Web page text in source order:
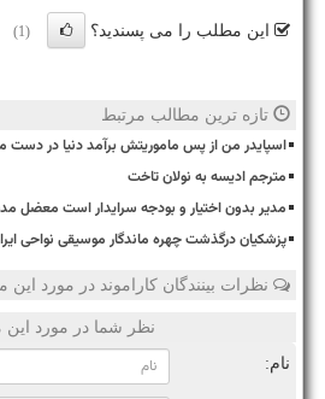
این مطلب را می پسندید؟ (1)
تازه ترین مطالب مرتبط
اسپایدر من از پس ماموریتش برآمد دنیا در دست
مترجم ادیسه به نولان تاخت
مدیر بدون اختیار و بودجه سرایدار است معضل
پزشکیان درگذشت چهره ماندگار موسیقی نواحی
نظرات بینندگان کاراموند در مورد
نظر شما در مورد
نام: